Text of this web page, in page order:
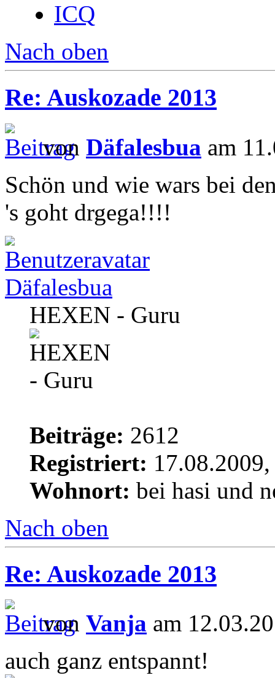
ICQ
Nach oben
Re: Auskozade 2013
von Däfalesbua am
Schön und wie wars bei
's goht drgega!!!!
Däfalesbua
HEXEN - Guru
Beiträge: 2612
Registriert:
Wohnort: bei hasi und
Nach oben
Re: Auskozade 2013
von Vanja am
auch ganz entspannt!